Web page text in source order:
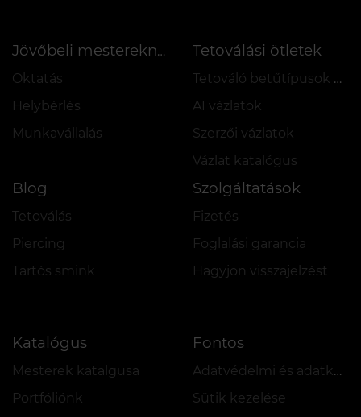
Jövőbeli mestereknek
Oktatás
Helybérlés
Munkavállalás
Tetoválási ötletek
Tetováló betűtípusok online
AI vázlatok
Szerzői vázlatok
Vázlat katalógus
Blog
Tetoválás
Piercing
Tartós smink
Szolgáltatások
Fizetés
Foglalási garancia
Hagyjon visszajelzést
Katalógus
Mesterek katalgusa
Portfóliónk
Fontos
Adatvédelmi és adatkezelési szabályzat
Sütik kezelése